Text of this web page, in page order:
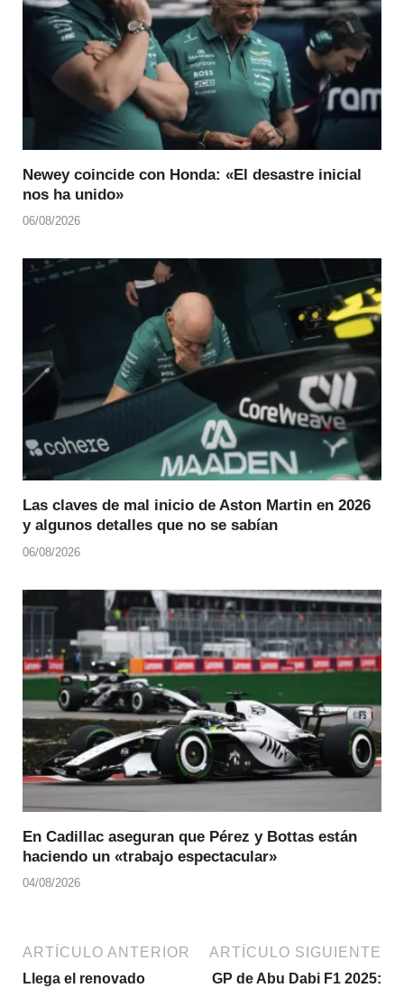
Newey coincide con Honda: «El desastre inicial
nos ha unido»
06/08/2026
Las claves de mal inicio de Aston Martin en 2026
y algunos detalles que no se sabían
06/08/2026
En Cadillac aseguran que Pérez y Bottas están
haciendo un «trabajo espectacular»
04/08/2026
ARTÍCULO ANTERIOR
Llega el renovado
ARTÍCULO SIGUIENTE
GP de Abu Dabi F1 2025: